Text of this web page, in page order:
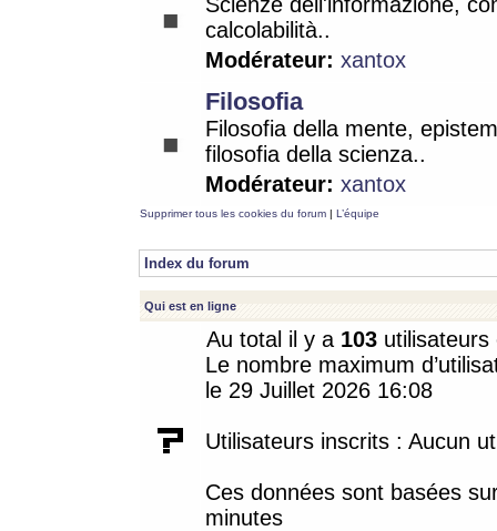
calcolabilità..
Modérateur: xantox
Filosofia
Filosofia della mente,
filosofia della scienza..
Modérateur: xantox
Supprimer tous les cookies du forum | L’équipe
Index du forum
Qui est en ligne
Au total il y a 103
Le nombre maximum
le 29 Juillet 2026 16:08
Utilisateurs inscrits : Aucun
Ces données sont basées
minutes